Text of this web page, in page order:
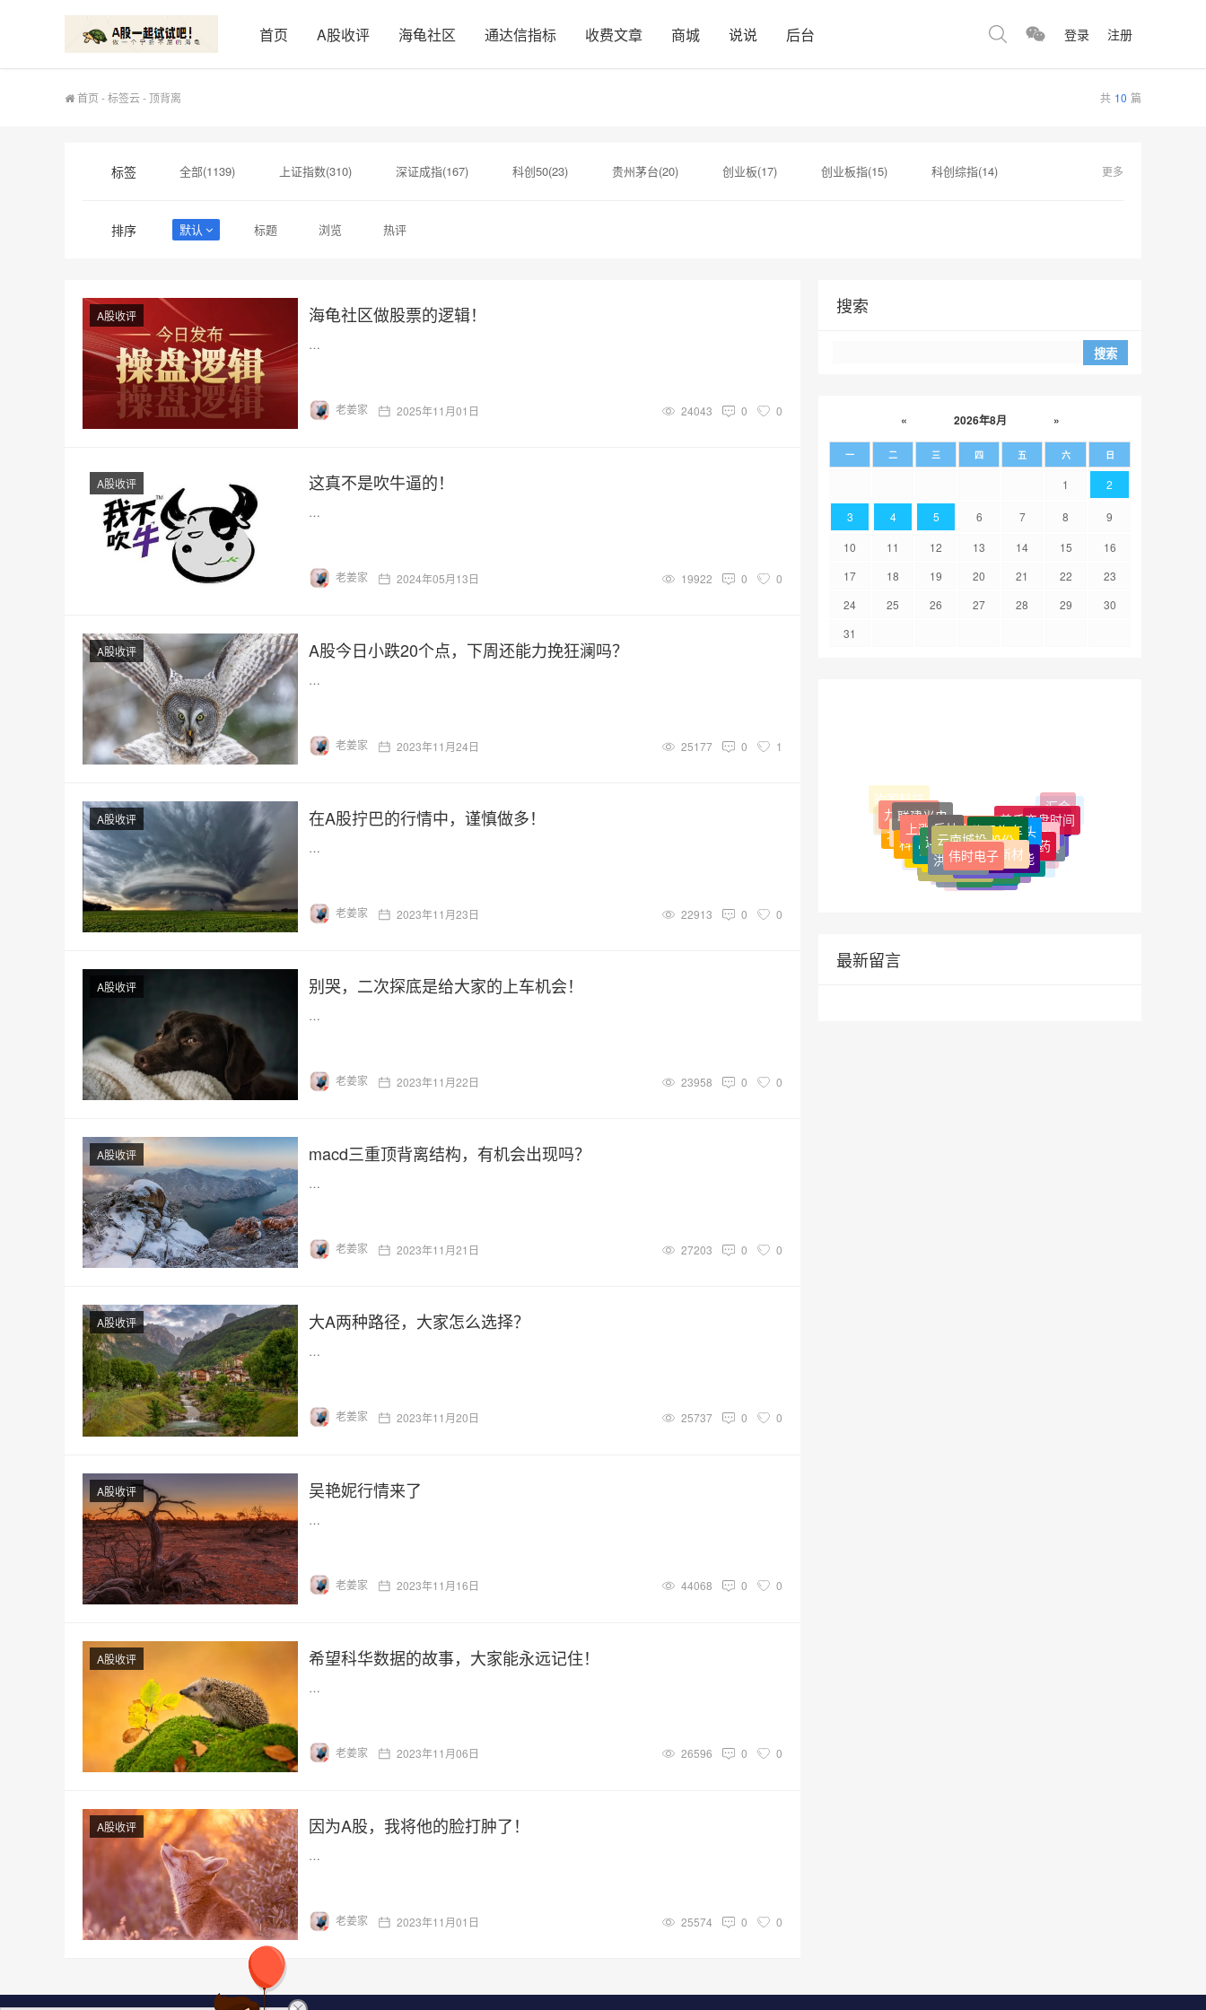
首页 A股收评 海龟社区 通达信指标 收费文章 商城 说说 后台 登录 注册
首页 -标签云- 顶背离 共 10 篇
标签 全部(1139) 上证指数(310) 深证成指(167) 科创50(23) 贵州茅台(20) 创业板(17) 创业板指(15) 科创综指(14) 更多
排序 默认 标题 浏览 热评
A股收评 海龟社区做股票的逻辑！
…
老姜家 2025年11月01日 24043 0 0
A股收评 这真不是吹牛逼的！
…
老姜家 2024年05月13日 19922 0 0
A股收评 A股今日小跌20个点，下周还能力挽狂澜吗？
…
老姜家 2023年11月24日 25177 0 1
A股收评 在A股拧巴的行情中，谨慎做多！
…
老姜家 2023年11月23日 22913 0 0
A股收评 别哭，二次探底是给大家的上车机会！
…
老姜家 2023年11月22日 23958 0 0
A股收评 macd三重顶背离结构，有机会出现吗？
…
老姜家 2023年11月21日 27203 0 0
A股收评 大A两种路径，大家怎么选择？
…
老姜家 2023年11月20日 25737 0 0
A股收评 吴艳妮行情来了
…
老姜家 2023年11月16日 44068 0 0
A股收评 希望科华数据的故事，大家能永远记住！
…
老姜家 2023年11月06日 26596 0 0
A股收评 因为A股，我将他的脸打肿了！
…
老姜家 2023年11月01日 25574 0 0
搜索
« 2026年8月 »
一 二 三 四 五 六 日
1 2
3 4 5 6 7 8
9
10
11 12 13 14 15
16
17
18 19 20 21 22
23
24
25 26 27 28 29
30
31
涨停板
过左峰
假突破
单阳不破
基金
公募基金
基民
深证成指
美元
美联储
国债
富士康
苹果
比亚迪
华为
立讯精密
欧菲光
芯片
缺口
宏英智能
昀冢科技
汇金
李佳琦
养老金
VPN
翻墙
油管
YouTube
twitter
北特科技
十面埋伏
九转序列 变盘日
万科
保利发展
中海地产
招商蛇口
华润置地
地产
科华数据
上升楔形
上涨5浪
反抽 M型头
西藏天路
景峰医药
达华智能
南兴股份
洪都航空
雷科防务
迪生力
云南城投鹏翎股份
通威股份
天安新材
伟时电子
美债
最新留言